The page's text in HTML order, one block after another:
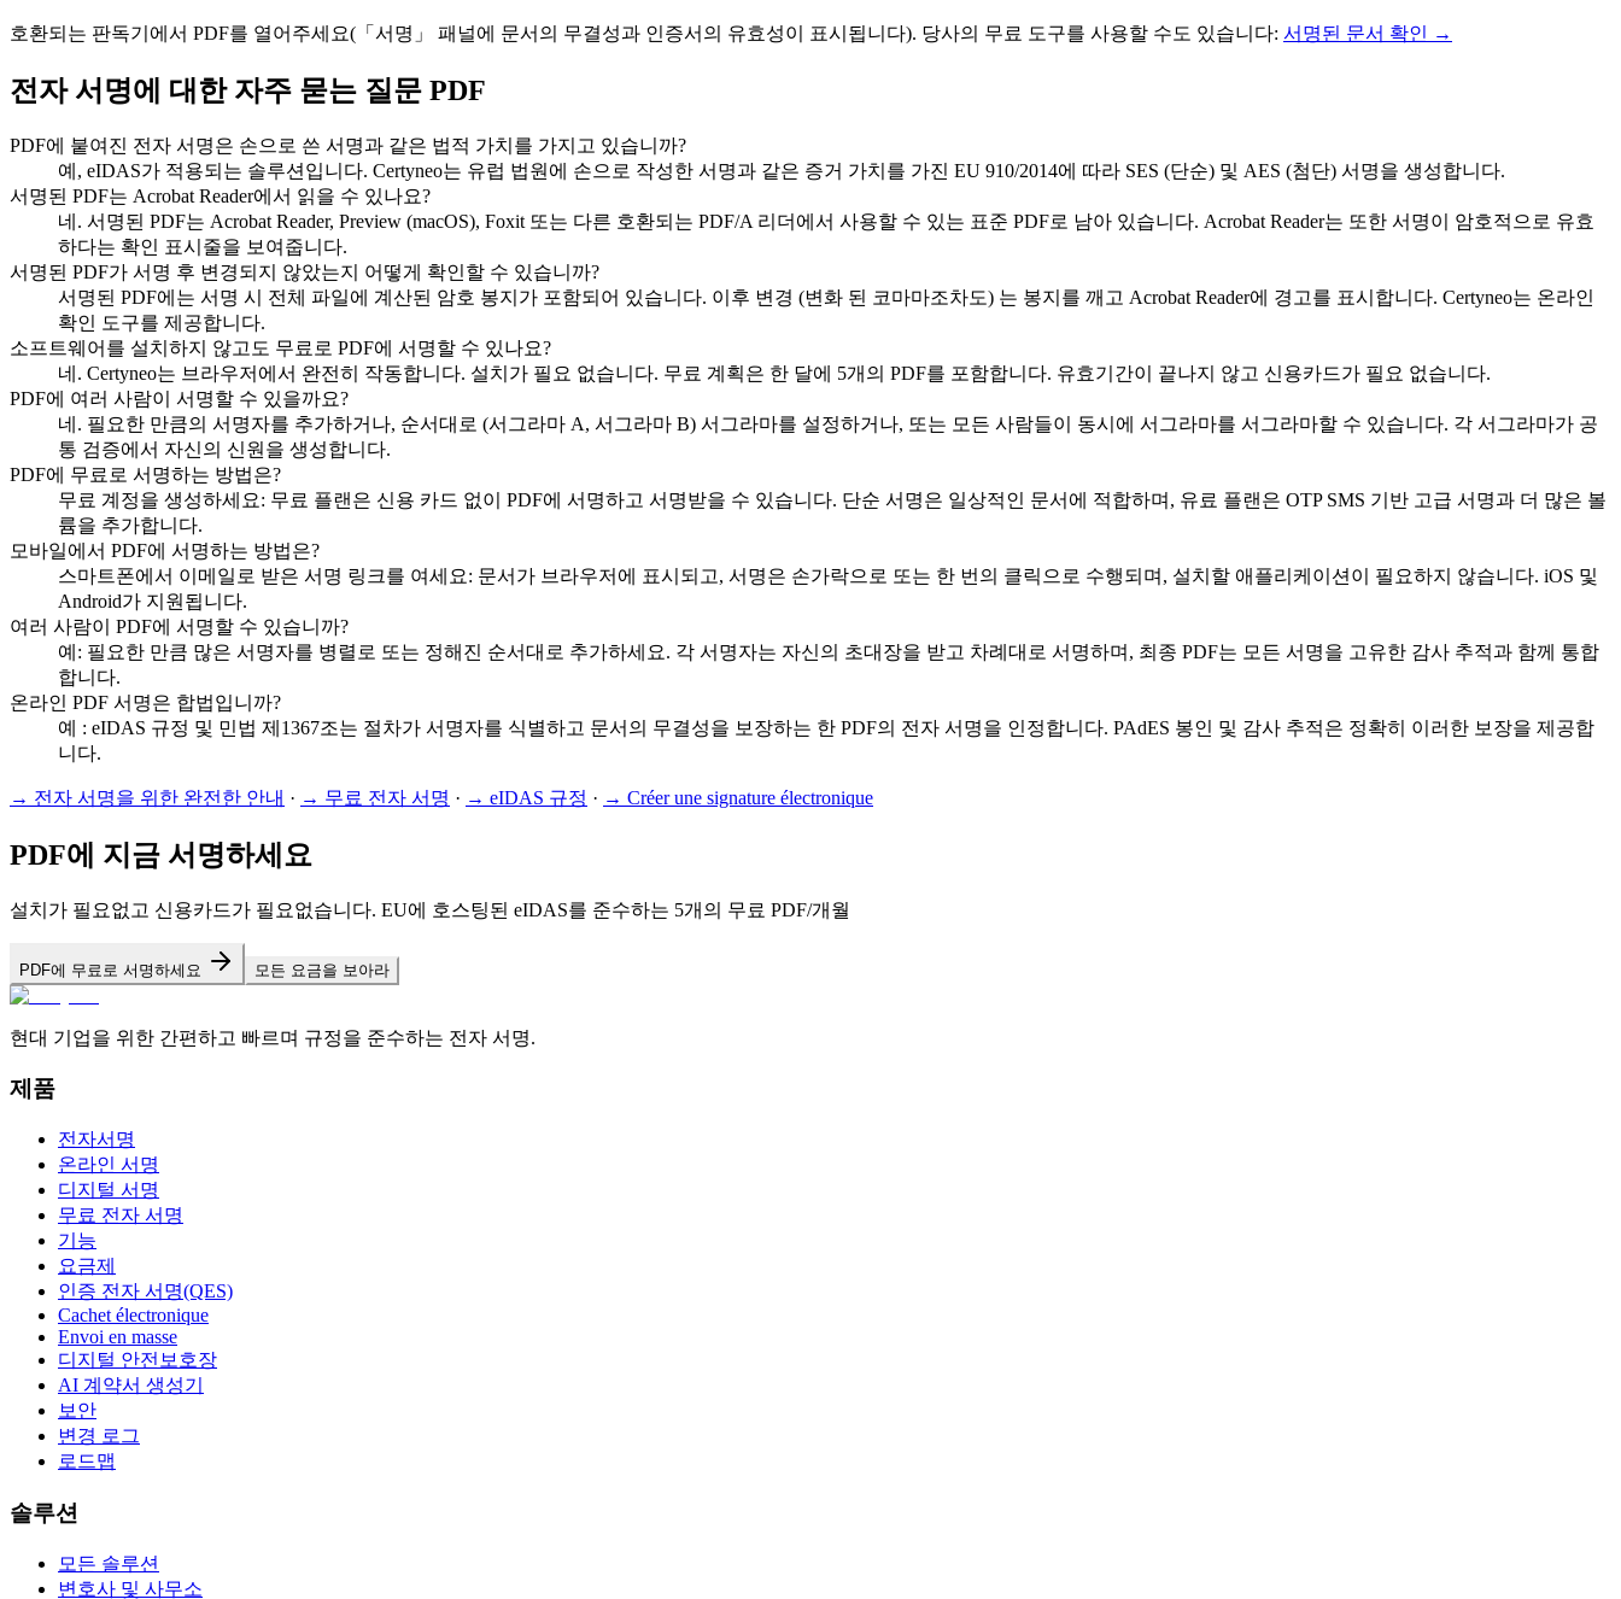
호환되는 판독기에서 PDF를 열어주세요(「서명」 패널에 문서의 무결성과 인증서의 유효성이 표시됩니다). 당사의 무료 도구를 사용할 수도 있습니다: 서명된 문서 확인 →
전자 서명에 대한 자주 묻는 질문 PDF
PDF에 붙여진 전자 서명은 손으로 쓴 서명과 같은 법적 가치를 가지고 있습니까?
예, eIDAS가 적용되는 솔루션입니다. Certyneo는 유럽 법원에 손으로 작성한 서명과 같은 증거 가치를 가진 EU 910/2014에 따라 SES (단순) 및 AES (첨단) 서명을 생성합니다.
서명된 PDF는 Acrobat Reader에서 읽을 수 있나요?
네. 서명된 PDF는 Acrobat Reader, Preview (macOS), Foxit 또는 다른 호환되는 PDF/A 리더에서 사용할 수 있는 표준 PDF로 남아 있습니다. Acrobat Reader는 또한 서명이 암호적으로 유효
하다는 확인 표시줄을 보여줍니다.
서명된 PDF가 서명 후 변경되지 않았는지 어떻게 확인할 수 있습니까?
서명된 PDF에는 서명 시 전체 파일에 계산된 암호 봉지가 포함되어 있습니다. 이후 변경 (변화 된 코마마조차도) 는 봉지를 깨고 Acrobat Reader에 경고를 표시합니다. Certyneo는 온라인
확인 도구를 제공합니다.
소프트웨어를 설치하지 않고도 무료로 PDF에 서명할 수 있나요?
네. Certyneo는 브라우저에서 완전히 작동합니다. 설치가 필요 없습니다. 무료 계획은 한 달에 5개의 PDF를 포함합니다. 유효기간이 끝나지 않고 신용카드가 필요 없습니다.
PDF에 여러 사람이 서명할 수 있을까요?
네. 필요한 만큼의 서명자를 추가하거나, 순서대로 (서그라마 A, 서그라마 B) 서그라마를 설정하거나, 또는 모든 사람들이 동시에 서그라마를 서그라마할 수 있습니다. 각 서그라마가 공
통 검증에서 자신의 신원을 생성합니다.
PDF에 무료로 서명하는 방법은?
무료 계정을 생성하세요: 무료 플랜은 신용 카드 없이 PDF에 서명하고 서명받을 수 있습니다. 단순 서명은 일상적인 문서에 적합하며, 유료 플랜은 OTP SMS 기반 고급 서명과 더 많은 볼
륨을 추가합니다.
모바일에서 PDF에 서명하는 방법은?
스마트폰에서 이메일로 받은 서명 링크를 여세요: 문서가 브라우저에 표시되고, 서명은 손가락으로 또는 한 번의 클릭으로 수행되며, 설치할 애플리케이션이 필요하지 않습니다. iOS 및
Android가 지원됩니다.
여러 사람이 PDF에 서명할 수 있습니까?
예: 필요한 만큼 많은 서명자를 병렬로 또는 정해진 순서대로 추가하세요. 각 서명자는 자신의 초대장을 받고 차례대로 서명하며, 최종 PDF는 모든 서명을 고유한 감사 추적과 함께 통합
합니다.
온라인 PDF 서명은 합법입니까?
예 : eIDAS 규정 및 민법 제1367조는 절차가 서명자를 식별하고 문서의 무결성을 보장하는 한 PDF의 전자 서명을 인정합니다. PAdES 봉인 및 감사 추적은 정확히 이러한 보장을 제공합
니다.
→ 전자 서명을 위한 완전한 안내 · → 무료 전자 서명 · → eIDAS 규정 · → Créer une signature électronique
PDF에 지금 서명하세요
설치가 필요없고 신용카드가 필요없습니다. EU에 호스팅된 eIDAS를 준수하는 5개의 무료 PDF/개월
PDF에 무료로 서명하세요 모든 요금을 보아라
현대 기업을 위한 간편하고 빠르며 규정을 준수하는 전자 서명.
제품
전자서명
온라인 서명
디지털 서명
무료 전자 서명
기능
요금제
인증 전자 서명(QES)
Cachet électronique
Envoi en masse
디지털 안전보호장
AI 계약서 생성기
보안
변경 로그
로드맵
솔루션
모든 솔루션
변호사 및 사무소